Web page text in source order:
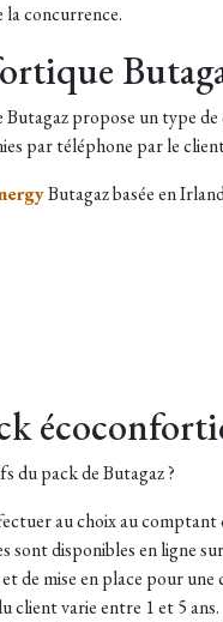
la concurrence.
propose un type
par téléphone par le
Butagaz basée en
du pack de Butagaz ?
au choix au comptant
sont disponibles en ligne
de mise en place pour
client varie entre 1 et 5 ans.